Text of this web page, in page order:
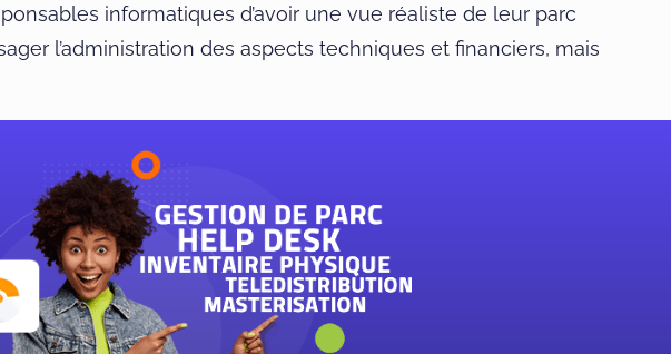
informatiques d’avoir une vue réaliste de leur parc
l’administration des aspects techniques et financiers, mais